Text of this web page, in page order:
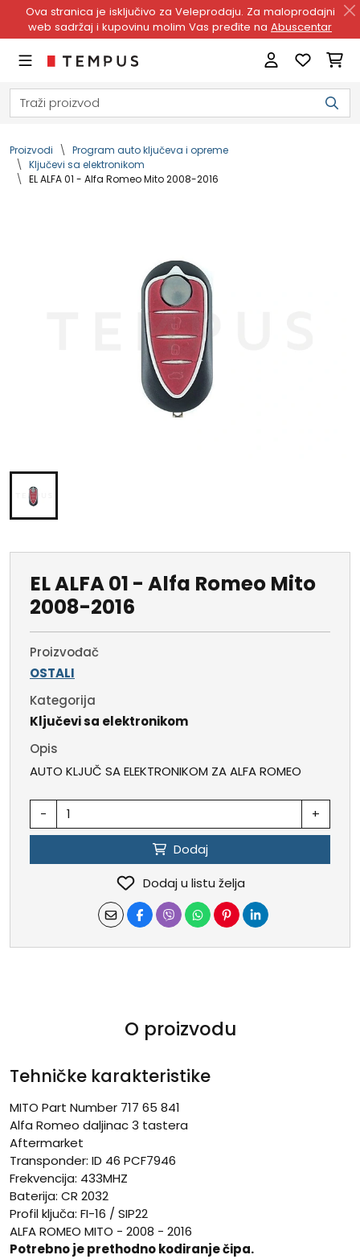
Ova stranica je isključivo za Veleprodaju. Za maloprodajni
web sadržaj i kupovinu molim Vas pređite na Abuscentar
Proizvodi
Program auto ključeva i opreme
Ključevi sa elektronikom
EL ALFA 01 - Alfa Romeo Mito 2008-2016
EL ALFA 01 - Alfa Romeo Mito
2008-2016
Proizvođač
OSTALI
Kategorija
Ključevi sa elektronikom
Opis
AUTO KLJUČ SA ELEKTRONIKOM ZA ALFA ROMEO
- +
Dodaj
Dodaj u listu želja
O proizvodu
Tehničke karakteristike
MITO Part Number 717 65 841
Alfa Romeo daljinac 3 tastera
Aftermarket
Transponder: ID 46 PCF7946
Frekvencija: 433MHZ
Baterija: CR 2032
Profil ključa: FI-16 / SIP22
ALFA ROMEO MITO - 2008 - 2016
Potrebno je prethodno kodiranje čipa.